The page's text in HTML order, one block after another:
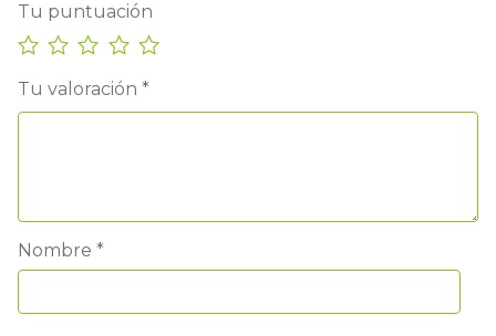
Tu puntuación
Tu valoración *
Nombre *